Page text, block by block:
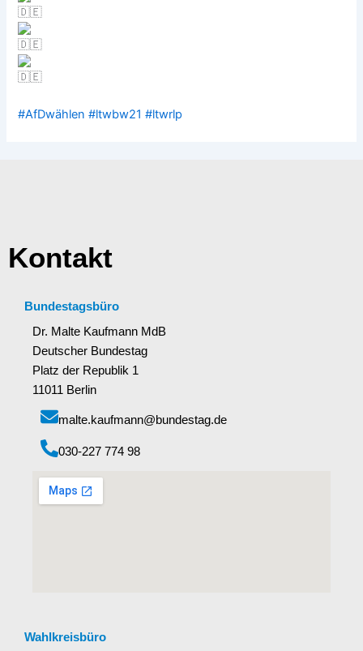
#AfDwählen #ltwbw21 #ltwrlp
Kontakt
Bundestagsbüro
Dr. Malte Kaufmann MdB
Deutscher Bundestag
Platz der Republik 1
11011 Berlin
malte.kaufmann@bundestag.de
‭030-227 774 98‬
Wahlkreisbüro